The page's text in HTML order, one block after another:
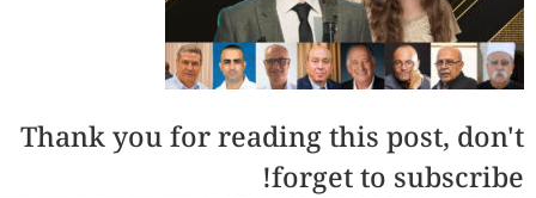
Thank you for reading this post, don't
forget to subscribe!